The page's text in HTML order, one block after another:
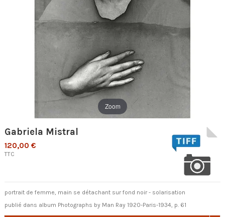
Zoom
Gabriela Mistral
120,00 €
TTC
portrait de femme, main se détachant sur fond noir - solarisation
publié dans album Photographs by Man Ray 1920-Paris-1934, p. 61